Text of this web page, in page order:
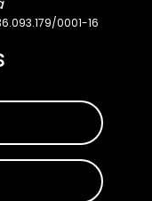
0001-16